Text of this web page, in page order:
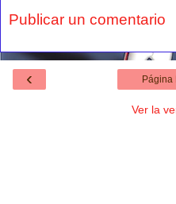
Publicar un comentario
‹ Página
Ver la